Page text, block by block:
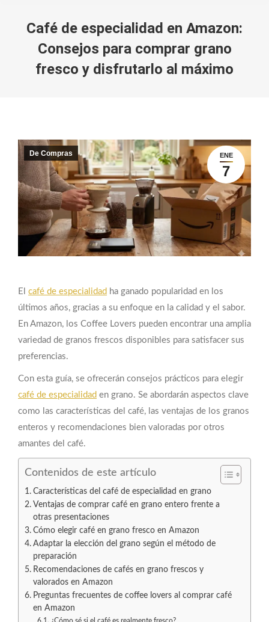
Café de especialidad en Amazon:
Consejos para comprar grano
fresco y disfrutarlo al máximo
ENE
7
De Compras
El café de especialidad ha ganado popularidad en los
últimos años, gracias a su enfoque en la calidad y el sabor.
En Amazon, los Coffee Lovers pueden encontrar una amplia
variedad de granos frescos disponibles para satisfacer sus
preferencias.
Con esta guía, se ofrecerán consejos prácticos para elegir
café de especialidad en grano. Se abordarán aspectos clave
como las características del café, las ventajas de los granos
enteros y recomendaciones bien valoradas por otros
amantes del café.
Contenidos de este artículo
Características del café de especialidad en grano
Ventajas de comprar café en grano entero frente a
otras presentaciones
Cómo elegir café en grano fresco en Amazon
Adaptar la elección del grano según el método de
preparación
Recomendaciones de cafés en grano frescos y
valorados en Amazon
Preguntas frecuentes de coffee lovers al comprar café
en Amazon